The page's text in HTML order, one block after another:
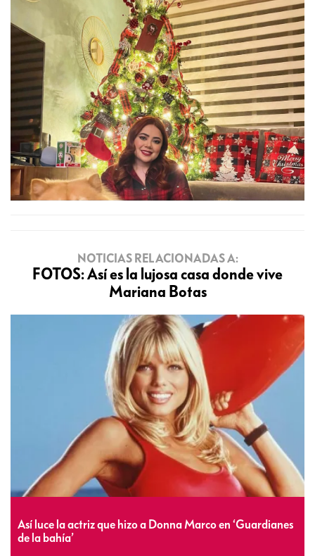
NOTICIAS RELACIONADAS A:
FOTOS: Así es la lujosa casa donde vive
Mariana Botas
Así luce la actriz que hizo a Donna Marco en ‘Guardianes
de la bahía’